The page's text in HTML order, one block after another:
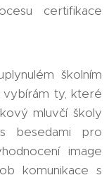
certifikace
školním
vybírám ty, které
mluvčí školy
besedami pro
image
komunikace s